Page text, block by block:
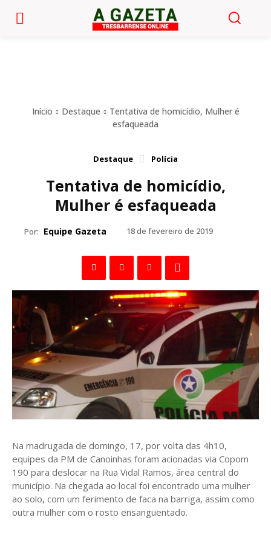
Início Destaque
Tentativa de homicídio, Mulher é
esfaqueada
Destaque Polícia
Tentativa de homicídio,
Mulher é esfaqueada
Por: Equipe Gazeta 18 de fevereiro de 2019
Na madrugada de domingo, 17, por volta das 4h10,
equipes da PM de Canoinhas foram acionadas via Copom
190 para deslocar na Rua Vidal Ramos, área central do
município. Na chegada ao local foi encontrado uma mulher
ao solo, com um ferimento de faca na barriga, assim como
outra mulher com o rosto ensanguentado.